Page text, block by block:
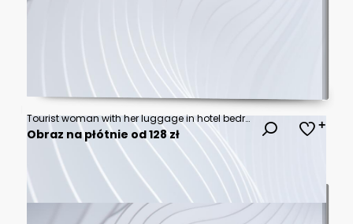
Tourist woman with her luggage in hotel bedroom.
Obraz na płótnie od 128 zł